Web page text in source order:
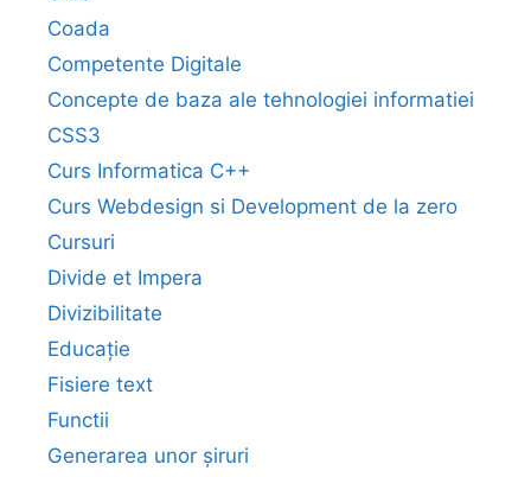
Coada
Competente Digitale
Concepte de baza ale tehnologiei informatiei
CSS3
Curs Informatica C++
Curs Webdesign si Development de la zero
Cursuri
Divide et Impera
Divizibilitate
Educație
Fisiere text
Functii
Generarea unor șiruri